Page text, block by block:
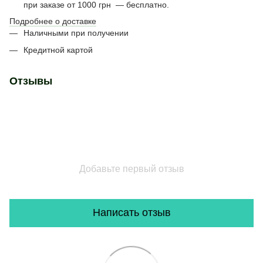
при заказе от 1000 грн — бесплатно.
Подробнее о доставке
Наличными при получении
Кредитной картой
Отзывы
Добавьте первый отзыв
Написать отзыв